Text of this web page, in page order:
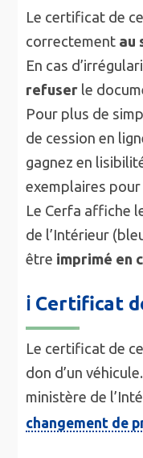
Le certificat de
correctement au
En cas
refuser le
Pour plus de
de cession en
gagnez en
exemplaires
Le Cerfa affiche
de l’Intérieur
être imprimé en
ℹ️ Certificat
Le certificat de
don d’un
ministère de
changement de